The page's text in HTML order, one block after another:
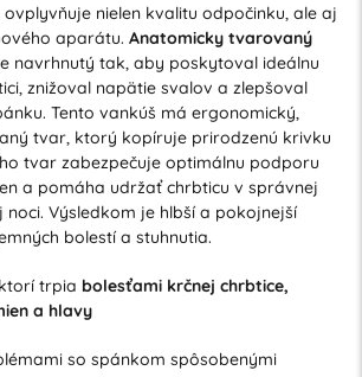
nielen kvalitu odpočinku, ale aj
aparátu. Anatomicky tvarovaný
navrhnutý tak, aby poskytoval ideálnu
znižoval napätie svalov a zlepšoval
Tento vankúš má ergonomický,
tvar, ktorý kopíruje prirodzenú krivku
tvar zabezpečuje optimálnu podporu
a pomáha udržať chrbticu v správnej
noci. Výsledkom je hlbší a pokojnejší
bolestí a stuhnutia.
trpia bolesťami krčnej chrbtice,
a hlavy
so spánkom spôsobenými